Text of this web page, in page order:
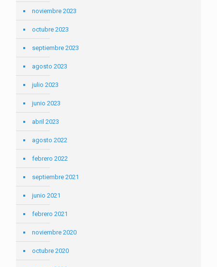
noviembre 2023
octubre 2023
septiembre 2023
agosto 2023
julio 2023
junio 2023
abril 2023
agosto 2022
febrero 2022
septiembre 2021
junio 2021
febrero 2021
noviembre 2020
octubre 2020